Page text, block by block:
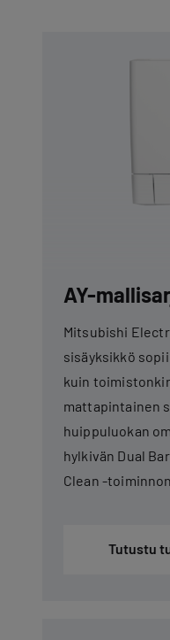
AY-
Mitsubishi
sisäyksikkö
kuin
mattapintainen
huippuluokan
hylkivän Dual
Clean -toiminnon.
Tutustu